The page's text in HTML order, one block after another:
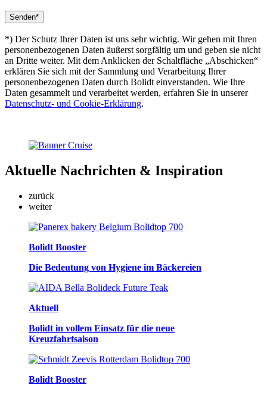
*) Der Schutz Ihrer Daten ist uns sehr wichtig. Wir gehen mit Ihren
personenbezogenen Daten äußerst sorgfältig um und geben sie nicht
an Dritte weiter. Mit dem Anklicken der Schaltfläche „Abschicken“
erklären Sie sich mit der Sammlung und Verarbeitung Ihrer
personenbezogenen Daten durch Bolidt einverstanden. Wie Ihre
Daten gesammelt und verarbeitet werden, erfahren Sie in unserer
Datenschutz- und Cookie-Erklärung.
Aktuelle Nachrichten & Inspiration
zurück
weiter
Bolidt Booster
Die Bedeutung von Hygiene im Bäckereien
Aktuell
Bolidt in vollem Einsatz für die neue
Kreuzfahrtsaison
Bolidt Booster